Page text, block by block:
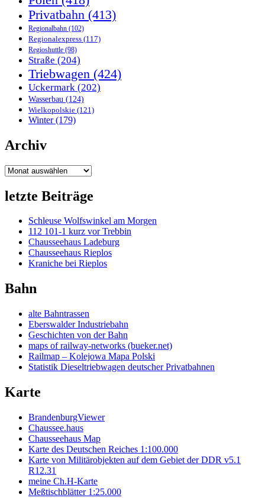
Privatbahn (413)
Regionalbahn (102)
Regionalexpress (117)
Regioshuttle (98)
Straße (204)
Triebwagen (424)
Uckermark (202)
Wasserbau (124)
Wielkopolskie (121)
Winter(179)
Archiv
Archiv
letzte Beiträge
Schleuse Wolfswinkel am Morgen
112 101-1 kurz vor Trebbin
Chausseehaus Ladeburg
Chausseehaus Rieplos
Kraniche bei Rieplos
Bahn
alte Bahntrassen
Eberswalder Industriebahn
Geschichten von der Bahn
maps of railway-networks (bueker.net)
Railmap – Kolejowa Mapa Polski
Statistik Dieseltriebwagen deutscher Privatbahnen
Karte
BrandenburgViewer
Chaussee.haus
Chausseehaus Map
Karte des Deutschen Reiches 1:100.000
Karte von Militärobjekten auf dem Gebiet der DDR v5.1
R12.31
meine Ch.H-Karte
Meßtischblätter 1:25.000